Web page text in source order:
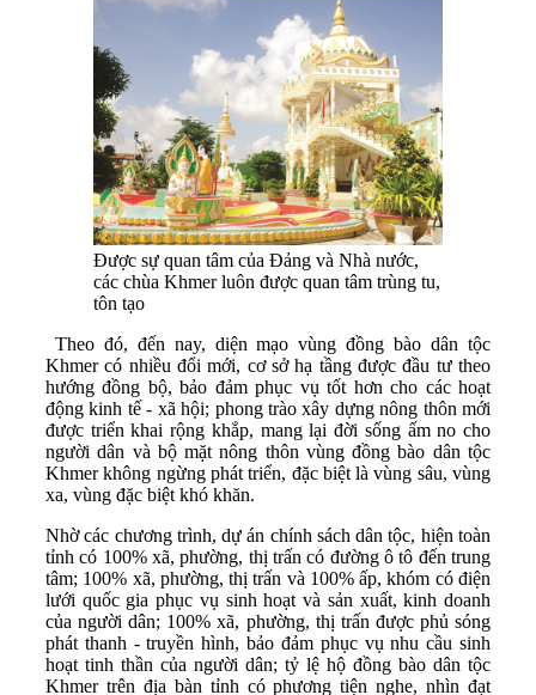
Được sự quan tâm của Đảng và Nhà nước,
các chùa Khmer luôn được quan tâm trùng tu,
tôn tạo
Theo đó, đến nay, diện mạo vùng đồng bào dân tộc
Khmer có nhiều đổi mới, cơ sở hạ tầng được đầu tư theo
hướng đồng bộ, bảo đảm phục vụ tốt hơn cho các hoạt
động kinh tế - xã hội; phong trào xây dựng nông thôn mới
được triển khai rộng khắp, mang lại đời sống ấm no cho
người dân và bộ mặt nông thôn vùng đồng bào dân tộc
Khmer không ngừng phát triển, đặc biệt là vùng sâu, vùng
xa, vùng đặc biệt khó khăn.
Nhờ các chương trình, dự án chính sách dân tộc, hiện toàn
tỉnh có 100% xã, phường, thị trấn có đường ô tô đến trung
tâm; 100% xã, phường, thị trấn và 100% ấp, khóm có điện
lưới quốc gia phục vụ sinh hoạt và sản xuất, kinh doanh
của người dân; 100% xã, phường, thị trấn được phủ sóng
phát thanh - truyền hình, bảo đảm phục vụ nhu cầu sinh
hoạt tinh thần của người dân; tỷ lệ hộ đồng bào dân tộc
Khmer trên địa bàn tỉnh có phương tiện nghe, nhìn đạt